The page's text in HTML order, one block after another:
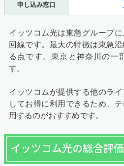
申し込み窓口
イッツコム光は東急グループ
回線です。最大の特徴は東急
る点です。東京と神奈川の一
す。
イッツコムが提供する他のラ
してお得に利用できるため、
用するのがおすすめです。
イッツコム光の総合評価